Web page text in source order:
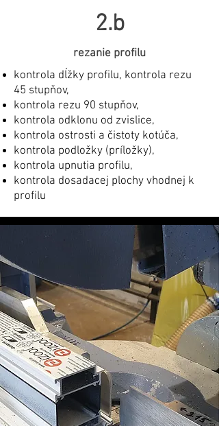
2.b
rezanie profilu
kontrola dĺžky profilu, kontrola rezu
45 stupňov,
kontrola rezu 90 stupňov,
kontrola odklonu od zvislice,
kontrola ostrosti a čistoty kotúča,
kontrola podložky (príložky),
kontrola upnutia profilu,
kontrola dosadacej plochy vhodnej k
profilu